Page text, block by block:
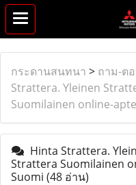
กระดานสนทนา > ถาม-ต
Strattera. Yleinen
Suomilainen online-
Hinta Strattera.
Strattera Suomilainen
Suomi (48 อ่าน)